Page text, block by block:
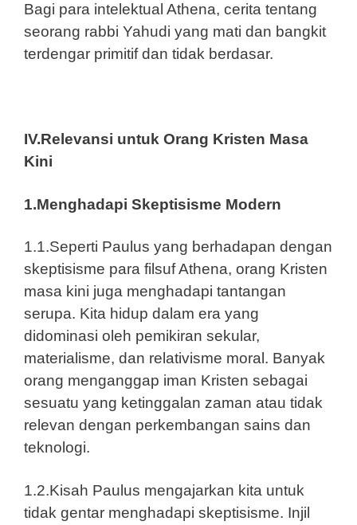
Bagi para intelektual Athena, cerita tentang
seorang rabbi Yahudi yang mati dan bangkit
terdengar primitif dan tidak berdasar.
IV.Relevansi untuk Orang Kristen Masa
Kini
1.Menghadapi Skeptisisme Modern
1.1.Seperti Paulus yang berhadapan dengan
skeptisisme para filsuf Athena, orang Kristen
masa kini juga menghadapi tantangan
serupa. Kita hidup dalam era yang
didominasi oleh pemikiran sekular,
materialisme, dan relativisme moral. Banyak
orang menganggap iman Kristen sebagai
sesuatu yang ketinggalan zaman atau tidak
relevan dengan perkembangan sains dan
teknologi.
1.2.Kisah Paulus mengajarkan kita untuk
tidak gentar menghadapi skeptisisme. Injil